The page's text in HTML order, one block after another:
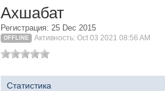
Ахшабат
Регистрация: 25 Dec 2015
OFFLINE Активность: Oct 03 2021 08:56 AM
Статистика